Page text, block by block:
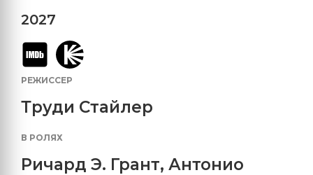
2027
РЕЖИССЕР
Труди Стайлер
В РОЛЯХ
Ричард Э. Грант, Антонио